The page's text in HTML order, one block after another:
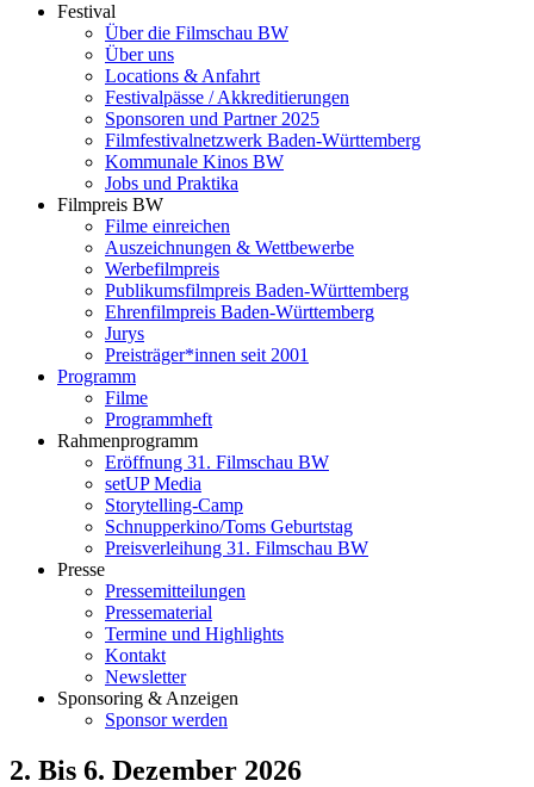
Festival
Über die Filmschau BW
Über uns
Locations & Anfahrt
Festivalpässe / Akkreditierungen
Sponsoren und Partner 2025
Filmfestivalnetzwerk ­Baden-Württemberg
Kommunale Kinos BW
Jobs und Praktika
Filmpreis BW
Filme einreichen
Auszeichnungen & Wettbewerbe
Werbefilmpreis
Publikumsfilmpreis Baden-Württemberg
Ehrenfilmpreis Baden-Württemberg
Jurys
Preisträger*innen seit 2001
Programm
Filme
Programmheft
Rahmenprogramm
Eröffnung 31. Filmschau BW
setUP Media
Storytelling-Camp
Schnupperkino/Toms Geburtstag
Preisverleihung 31. Filmschau BW
Presse
Pressemitteilungen
Pressematerial
Termine und Highlights
Kontakt
Newsletter
Sponsoring & Anzeigen
Sponsor werden
2. Bis 6. Dezember 2026